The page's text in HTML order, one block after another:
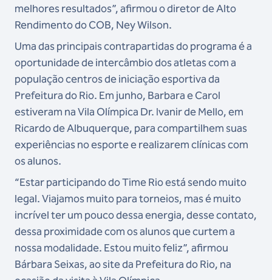
melhores resultados”, afirmou o diretor de Alto
Rendimento do COB, Ney Wilson.
Uma das principais contrapartidas do programa é a
oportunidade de intercâmbio dos atletas com a
população centros de iniciação esportiva da
Prefeitura do Rio. Em junho, Barbara e Carol
estiveram na Vila Olímpica Dr. Ivanir de Mello, em
Ricardo de Albuquerque, para compartilhem suas
experiências no esporte e realizarem clínicas com
os alunos.
“Estar participando do Time Rio está sendo muito
legal. Viajamos muito para torneios, mas é muito
incrível ter um pouco dessa energia, desse contato,
dessa proximidade com os alunos que curtem a
nossa modalidade. Estou muito feliz”, afirmou
Bárbara Seixas, ao site da Prefeitura do Rio, na